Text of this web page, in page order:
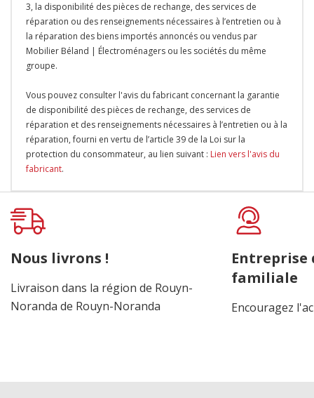
3, la disponibilité des pièces de rechange, des services de
réparation ou des renseignements nécessaires à l’entretien ou à
la réparation des biens importés annoncés ou vendus par
Mobilier Béland | Électroménagers ou les sociétés du même
groupe.
Vous pouvez consulter l'avis du fabricant concernant la garantie
de disponibilité des pièces de rechange, des services de
réparation et des renseignements nécessaires à l’entretien ou à la
réparation, fourni en vertu de l’article 39 de la Loi sur la
protection du consommateur, au lien suivant : Lien vers l'avis du
fabricant.
Onglet
personnalisé
Nous livrons !
Livraison dans la région de Rouyn-
Noranda de Rouyn-Noranda
Entreprise
familiale
Encouragez